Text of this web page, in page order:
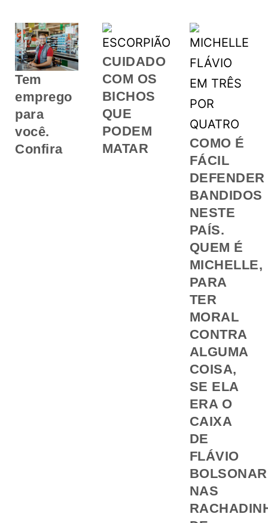
Tem
emprego
para
você.
Confira
CUIDADO
COM OS
BICHOS
QUE
PODEM
MATAR
COMO É
FÁCIL
DEFENDER
BANDIDOS
NESTE
PAÍS.
QUEM É
MICHELLE,
PARA
TER
MORAL
CONTRA
ALGUMA
COISA,
SE ELA
ERA O
CAIXA
DE
FLÁVIO
NAS